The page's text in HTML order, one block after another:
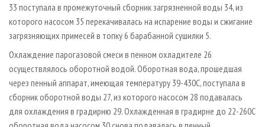
33 поступала в промежуточный сборник загрязненной воды 34, из
которого насосом 35 перекачивалась на испарение воды и сжигание
загрязняющих примесей в топку 6 барабанной сушилки 5.
Охлаждение парогазовой смеси в пенном охладителе 26
осуществлялось оборотной водой. Оборотная вода, прошедшая
через пенный аппарат, имеющая температуру 39-430С, поступала в
сборник оборотной воды 27, из которого насосом 28 подавалась
для охлаждения в градирню 29. Охлажденная в градирне до 22-260С